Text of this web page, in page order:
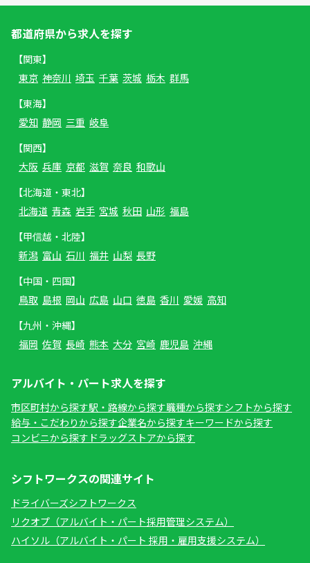
都道府県から求人を探す
【関東】
東京 神奈川 埼玉 千葉 茨城 栃木 群馬
【東海】
愛知 静岡 三重 岐阜
【関西】
大阪 兵庫 京都 滋賀 奈良 和歌山
【北海道・東北】
北海道 青森 岩手 宮城 秋田 山形 福島
【甲信越・北陸】
新潟 富山 石川 福井 山梨 長野
【中国・四国】
鳥取 島根 岡山 広島 山口 徳島 香川 愛媛 高知
【九州・沖縄】
福岡 佐賀 長崎 熊本 大分 宮崎 鹿児島 沖縄
アルバイト・パート求人を探す
市区町村から探す駅・路線から探す職種から探すシフトから探す
給与・こだわりから探す企業名から探すキーワードから探す
コンビニから探す ドラッグストアから探す
シフトワークスの関連サイト
ドライバーズシフトワークス
リクオプ（アルバイト・パート採用管理システム）
ハイソル（アルバイト・パート 採用・雇用支援システム）